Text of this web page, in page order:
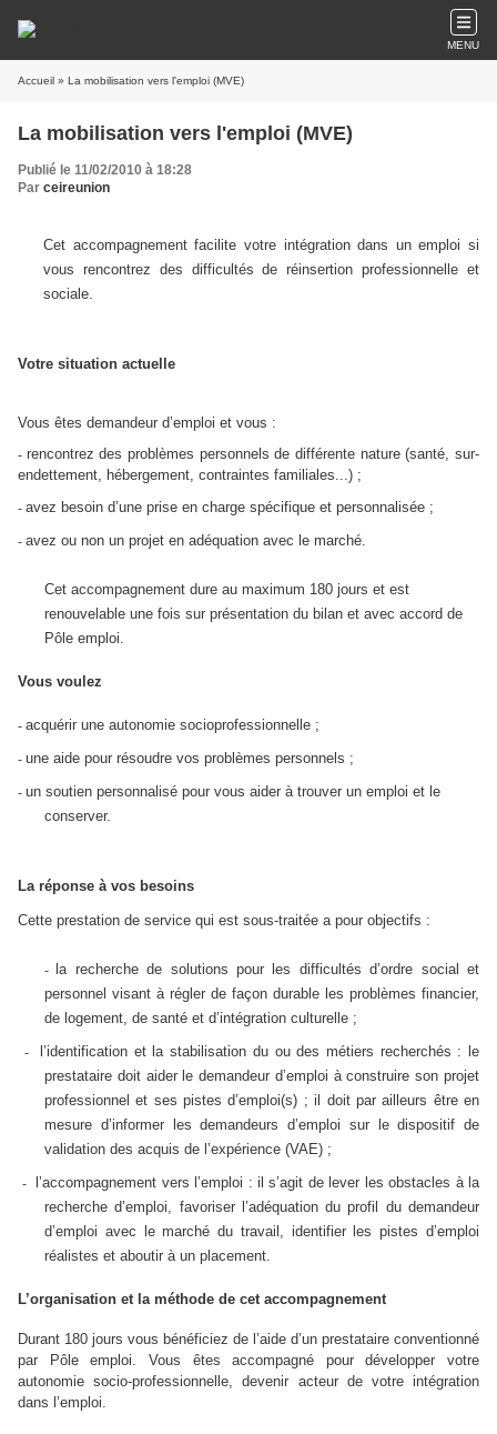
MENU
Accueil » La mobilisation vers l'emploi (MVE)
La mobilisation vers l'emploi (MVE)
Publié le 11/02/2010 à 18:28
Par ceireunion
Cet accompagnement facilite votre intégration dans un emploi si
vous rencontrez des difficultés de réinsertion professionnelle et
sociale.
Votre situation actuelle
Vous êtes demandeur d’emploi et vous :
- rencontrez des problèmes personnels de différente nature (santé, sur-
endettement, hébergement, contraintes familiales...) ;
- avez besoin d’une prise en charge spécifique et personnalisée ;
- avez ou non un projet en adéquation avec le marché.
Cet accompagnement dure au maximum 180 jours et est
renouvelable une fois sur présentation du bilan et avec accord de
Pôle emploi.
Vous voulez
- acquérir une autonomie socioprofessionnelle ;
- une aide pour résoudre vos problèmes personnels ;
- un soutien personnalisé pour vous aider à trouver un emploi et le
conserver.
La réponse à vos besoins
Cette prestation de service qui est sous-traitée a pour objectifs :
-
la recherche de solutions pour les difficultés d’ordre social et
personnel visant à régler de façon durable les problèmes financier,
de logement, de santé et d’intégration culturelle ;
-
l’identification et la stabilisation du ou des métiers recherchés : le
prestataire doit aider le demandeur d’emploi à construire son projet
professionnel et ses pistes d’emploi(s) ; il doit par ailleurs être en
mesure d’informer les demandeurs d’emploi sur le dispositif de
validation des acquis de l’expérience (VAE) ;
-
l’accompagnement vers l’emploi : il s’agit de lever les obstacles à la
recherche d’emploi, favoriser l’adéquation du profil du demandeur
d’emploi avec le marché du travail, identifier les pistes d’emploi
réalistes et aboutir à un placement.
L’organisation et la méthode de cet accompagnement
Durant 180 jours vous bénéficiez de l’aide d’un prestataire conventionné
par Pôle emploi. Vous êtes accompagné pour développer votre
autonomie socio-professionnelle, devenir acteur de votre intégration
dans l’emploi.